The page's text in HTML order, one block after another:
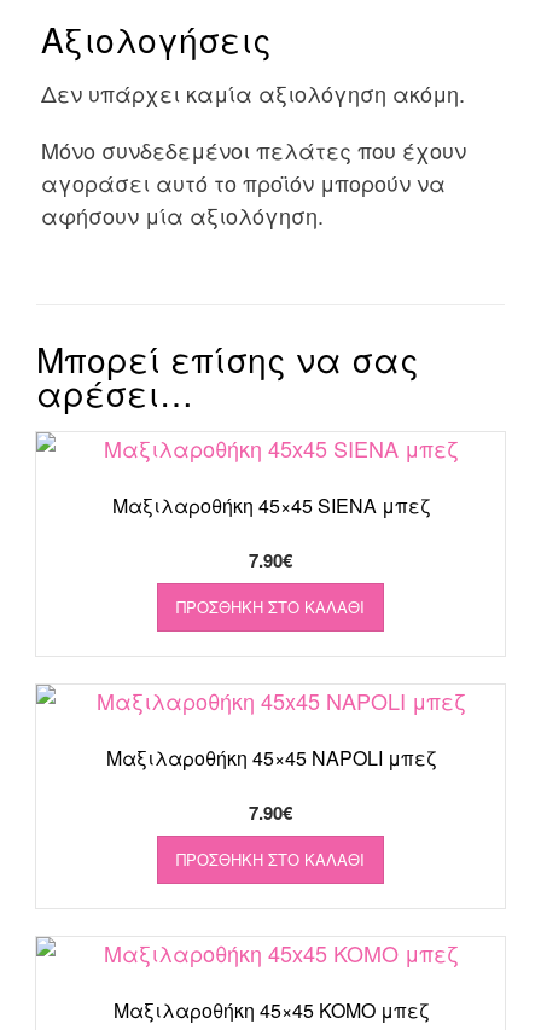
Αξιολογήσεις
Δεν υπάρχει καμία αξιολόγηση ακόμη.
Μόνο συνδεδεμένοι πελάτες που έχουν
αγοράσει αυτό το προϊόν μπορούν να
αφήσουν μία αξιολόγηση.
Μπορεί επίσης να σας
αρέσει…
Μαξιλαροθήκη 45×45 SIENA μπεζ
7.90€
ΠΡΟΣΘΉΚΗ ΣΤΟ ΚΑΛΆΘΙ
Μαξιλαροθήκη 45×45 NAPOLI μπεζ
7.90€
ΠΡΟΣΘΉΚΗ ΣΤΟ ΚΑΛΆΘΙ
Μαξιλαροθήκη 45×45 KOMO μπεζ